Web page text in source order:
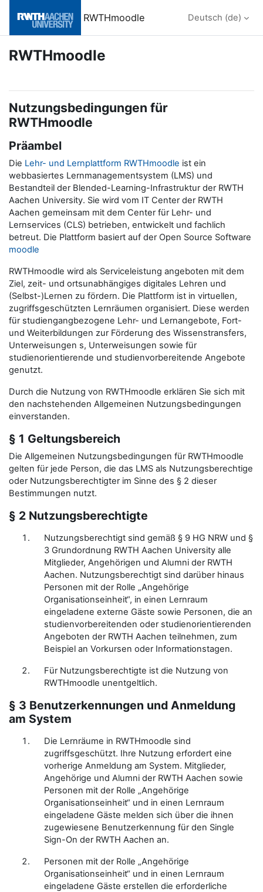
RWTHmoodle Deutsch ‎(de)‎
RWTHmoodle
Nutzungsbedingungen für
RWTHmoodle
Präambel
Die Lehr- und Lernplattform RWTHmoodle ist ein
webbasiertes Lernmanagementsystem (LMS) und
Bestandteil der Blended-Learning-Infrastruktur der RWTH
Aachen University. Sie wird vom IT Center der RWTH
Aachen gemeinsam mit dem Center für Lehr- und
Lernservices (CLS) betrieben, entwickelt und fachlich
betreut. Die Plattform basiert auf der Open Source Software
moodle
RWTHmoodle wird als Serviceleistung angeboten mit dem
Ziel, zeit- und ortsunabhängiges digitales Lehren und
(Selbst-)Lernen zu fördern. Die Plattform ist in virtuellen,
zugriffsgeschützten Lernräumen organisiert. Diese werden
für studiengangbezogene Lehr- und Lernangebote, Fort-
und Weiterbildungen zur Förderung des Wissenstransfers,
Unterweisungen s, Unterweisungen sowie für
studienorientierende und studienvorbereitende Angebote
genutzt.
Durch die Nutzung von RWTHmoodle erklären Sie sich mit
den nachstehenden Allgemeinen Nutzungsbedingungen
einverstanden.
§ 1 Geltungsbereich
Die Allgemeinen Nutzungsbedingungen für RWTHmoodle
gelten für jede Person, die das LMS als Nutzungsberechtige
oder Nutzungsberechtigter im Sinne des § 2 dieser
Bestimmungen nutzt.
§ 2 Nutzungsberechtigte
Nutzungsberechtigt sind gemäß § 9 HG NRW und §
3 Grundordnung RWTH Aachen University alle
Mitglieder, Angehörigen und Alumni der RWTH
Aachen. Nutzungsberechtigt sind darüber hinaus
Personen mit der Rolle „Angehörige
Organisationseinheit“, in einen Lernraum
eingeladene externe Gäste sowie Personen, die an
studienvorbereitenden oder studienorientierenden
Angeboten der RWTH Aachen teilnehmen, zum
Beispiel an Vorkursen oder Informationstagen.
Für Nutzungsberechtigte ist die Nutzung von
RWTHmoodle unentgeltlich.
§ 3 Benutzerkennungen und Anmeldung
am System
Die Lernräume in RWTHmoodle sind
zugriffsgeschützt. Ihre Nutzung erfordert eine
vorherige Anmeldung am System. Mitglieder,
Angehörige und Alumni der RWTH Aachen sowie
Personen mit der Rolle „Angehörige
Organisationseinheit“ und in einen Lernraum
eingeladene Gäste melden sich über die ihnen
zugewiesene Benutzerkennung für den Single
Sign-On der RWTH Aachen an.
Personen mit der Rolle „Angehörige
Organisationseinheit“ und in einen Lernraum
eingeladene Gäste erstellen die erforderliche